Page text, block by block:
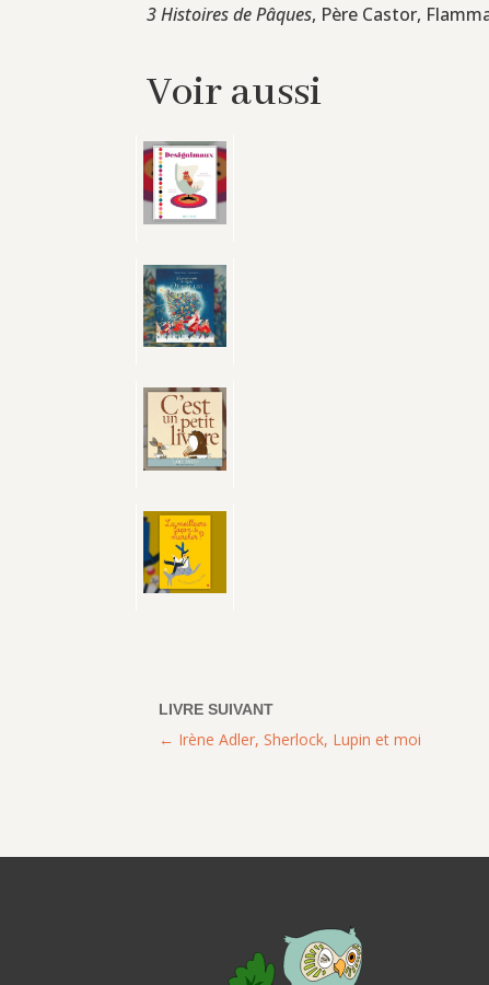
3 Histoires de Pâques, Père Castor,
Voir aussi
Irène Adler, Sherlock, Lupin et moi